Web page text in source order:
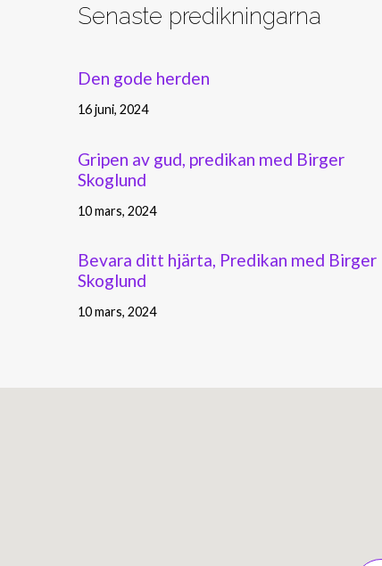
Senaste predikningarna
Den gode herden
16 juni, 2024
Gripen av gud, predikan med Birger
Skoglund
10 mars, 2024
Bevara ditt hjärta, Predikan med Birger
Skoglund
10 mars, 2024